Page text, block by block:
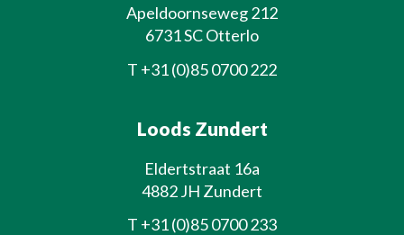
Apeldoornseweg 212
6731 SC Otterlo
T +31 (0)85 0700 222
Loods Zundert
Eldertstraat 16a
4882 JH Zundert
T +31 (0)85 0700 233